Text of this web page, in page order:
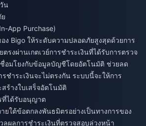
น
App Purchase)
ง Bigo ให้ระดับความปลอดภัยสูงสุดด้วยการ
รงผ่านเกตเวย์การชำระเงินที่ได้รับการตรวจ
ชื่อมโยงกับข้อมูลบัญชีโดยอัตโนมัติ ช่วยลด
ชำระเงินจะไม่ตรงกัน ระบบนี้จะให้การ
ร้างใบเสร็จอัตโนมัติ
ได้รับอนุญาต
ยใต้ข้อตกลงพันธมิตรอย่างเป็นทางการของ
ลผลการชำระเงินที่ตรวจสอบล่วงหน้า